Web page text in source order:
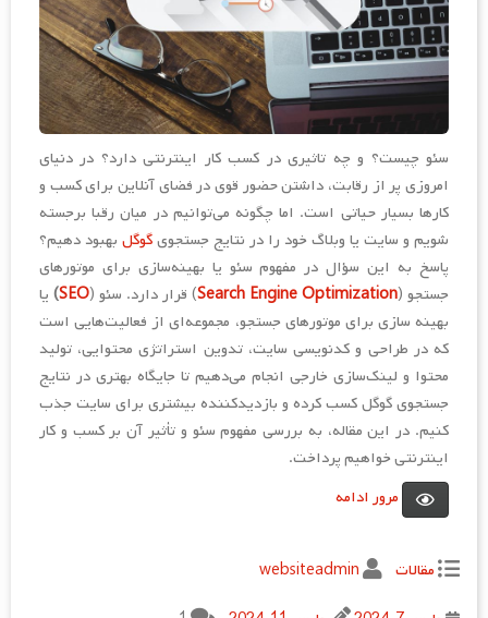
سئو چیست؟ و چه تاثیری در کسب کار اینترنتی دارد؟ در دنیای
امروزی پر از رقابت، داشتن حضور قوی در فضای آنلاین برای کسب و
کارها بسیار حیاتی است. اما چگونه می‌توانیم در میان رقبا برجسته
شویم و سایت یا وبلاگ خود را در نتایج جستجویگوگل بهبود دهیم؟
پاسخ به این سؤال در مفهوم سئو یا بهینه‌سازی برای موتورهای
جستجو (Search Engine Optimization) قرار دارد. سئو (SEO
) یا
بهینه سازی برای موتورهای جستجو، مجموعه‌ای از فعالیت‌هایی است
که در طراحی و کدنویسی سایت، تدوین استراتژی محتوایی، تولید
محتوا و لینک‌سازی خارجی انجام می‌دهیم تا جایگاه بهتری در نتایج
جستجوی گوگل کسب کرده و بازدیدکننده بیشتری برای سایت جذب
کنیم. در این مقاله، به بررسی مفهوم سئو و تأثیر آن بر کسب و کار
اینترنتی خواهیم پرداخت.
مرور ادامه
مقالات
websiteadmin